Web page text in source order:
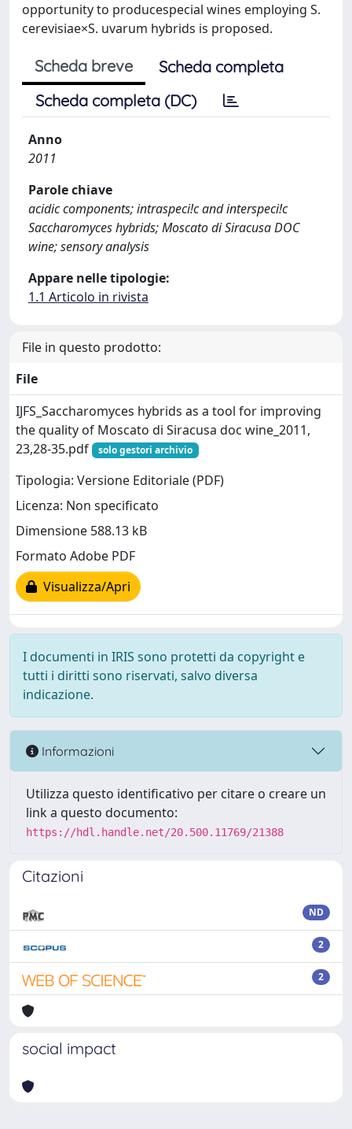
opportunity to producespecial wines employing S.
cerevisiae×S. uvarum hybrids is proposed.
Scheda breve
Scheda completa
Scheda completa (DC)
Anno
2011
Parole chiave
acidic components; intraspeci!c and interspeci!c
Saccharomyces hybrids; Moscato di Siracusa DOC
wine; sensory analysis
Appare nelle tipologie:
1.1 Articolo in rivista
File in questo prodotto:
File
IJFS_Saccharomyces hybrids as a tool for improving
the quality of Moscato di Siracusa doc wine_2011,
23,28-35.pdf
solo gestori archivio
Tipologia: Versione Editoriale (PDF)
Licenza: Non specificato
Dimensione 588.13 kB
Formato Adobe PDF
Visualizza/Apri
I documenti in IRIS sono protetti da copyright e
tutti i diritti sono riservati, salvo diversa
indicazione.
Informazioni
Utilizza questo identificativo per citare o creare un
link a questo documento:
https://hdl.handle.net/20.500.11769/21388
Citazioni
ND
2
2
social impact